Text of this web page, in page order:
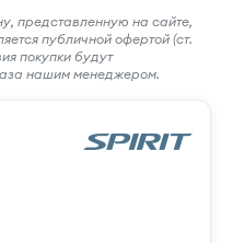
представленную на сайте,
публичной офертой (ст.
покупки будут
нашим менеджером.